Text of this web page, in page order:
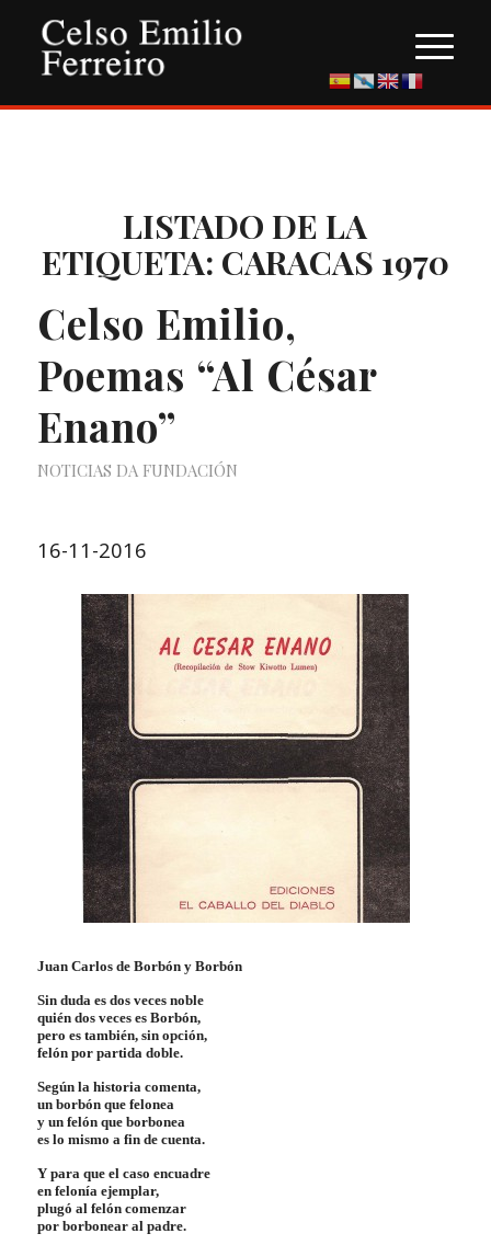
LISTADO DE LA
ETIQUETA: CARACAS 1970
Celso Emilio,
Poemas “Al César
Enano”
NOTICIAS DA FUNDACIÓN
16-11-2016
Juan Carlos de Borbón y Borbón
Sin duda es dos veces noble
quién dos veces es Borbón,
pero es también, sin opción,
felón por partida doble.
Según la historia comenta,
un borbón que felonea
y un felón que borbonea
es lo mismo a fin de cuenta.
Y para que el caso encuadre
en felonía ejemplar,
plugó al felón comenzar
por borbonear al padre.